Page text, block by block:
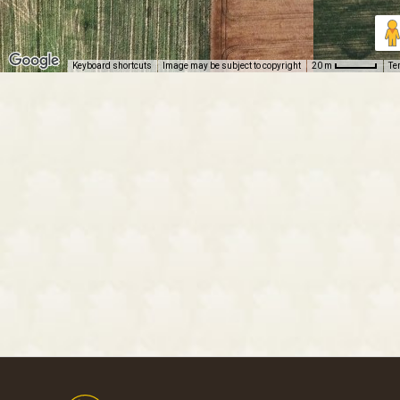
Keyboard shortcuts Image may be subject to copyright 20 m